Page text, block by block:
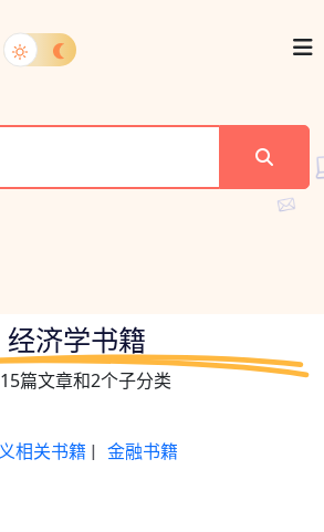
经济学书籍
篇文章和2个子分类
相关书籍 金融书籍